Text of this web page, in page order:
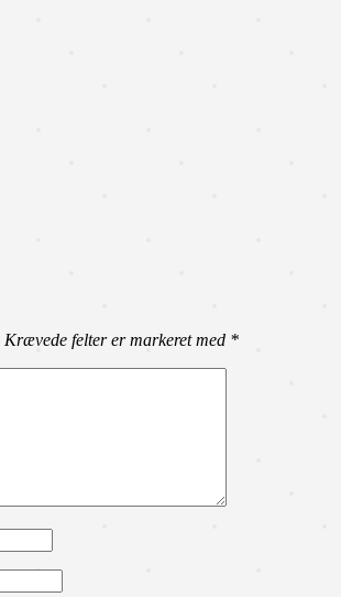
Krævede felter er markeret med *